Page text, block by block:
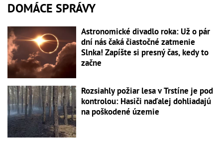
DOMÁCE SPRÁVY
Astronomické divadlo roka: Už o pár
dní nás čaká čiastočné zatmenie
Slnka! Zapíšte si presný čas, kedy to
začne
Rozsiahly požiar lesa v Trstíne je pod
kontrolou: Hasiči naďalej dohliadajú
na poškodené územie